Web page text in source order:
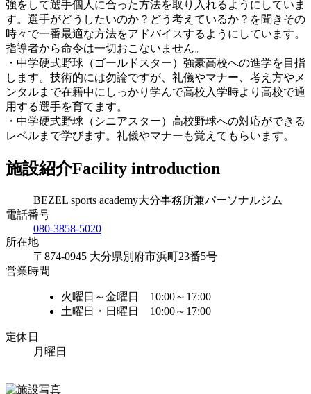
強をして選手個人に合った方法を取り入れるようにしていま
す。選手がどうしたいのか？どう考えているか？を聞きその
時々で一番最適な方法をアドバイスするようにしています。
指導者から命令は一切おこないません。
・中学硬式野球（ゴールドスター）強豪高校への進学を目指
します。技術的には勿論ですが、礼儀やマナー、考え方やメ
ンタルまで在籍中にしっかり学んで高校入学時より高校で通
用する選手を育てます。
・中学硬式野球（シニアスター）高校野球への対応ができる
レベルまで学びます。礼儀やマナーも覚えてもらいます。
施設紹介Facility introduction
BEZEL sports academy大分事務所兼パーソナルジム
電話番号
080-3858-5020
所在地
〒874-0945 大分県別府市浜町23番5号
営業時間
火曜日～金曜日 10:00～17:00
土曜日・日曜日 10:00～17:00
定休日
月曜日